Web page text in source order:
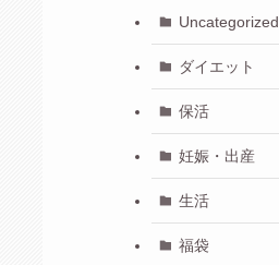
Uncategorized
ダイエット
保活
妊娠・出産
生活
福袋